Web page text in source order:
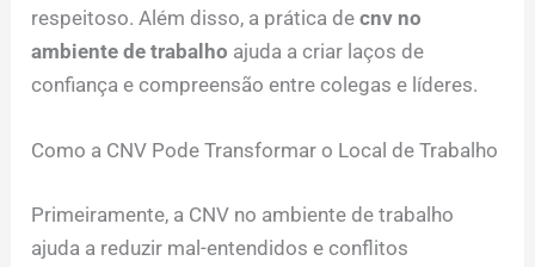
respeitoso. Além disso, a prática decnv no
ambiente de trabalho ajuda a criar laços de
confiança e compreensão entre colegas e líderes.
Como a CNV Pode Transformar o Local de Trabalho
Primeiramente, a CNV no ambiente de trabalho
ajuda a reduzir mal-entendidos e conflitos